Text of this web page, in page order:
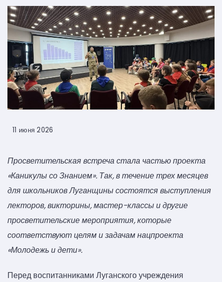
11 июня 2026
Просветительская встреча стала частью проекта
«Каникулы со Знанием». Так, в течение трех месяцев
для школьников Луганщины состоятся выступления
лекторов, викторины, мастер-классы и другие
просветительские мероприятия, которые
соответствуют целям и задачам нацпроекта
«Молодежь и дети».
Перед воспитанниками Луганского учреждения